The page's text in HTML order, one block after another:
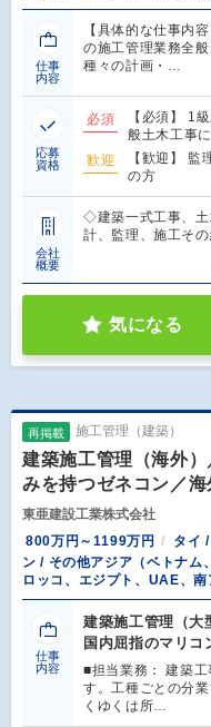
仕事
内容
【具体的な仕事内
の施工管理業務全
種々の計画・…
応募
資格
必須
【必須】 1
般土木工事
歓迎
【歓迎】
の方
会社
概要
◇建築一式工事、土
計、監理、施工そ
気になる
再掲載 施工管理（建築）
建築施工管理（海外
みを持つゼネコン／
東亜建設工業株式会社
800万円～1199万円
タイ
ン / その他アジア（ベトナム
ロッコ、エジプト、UAE、
仕事
内容
建築施工管理（
国内屈指のマリコ
■担当業務： 建築
す。工種ごとの分
くゆくは所…